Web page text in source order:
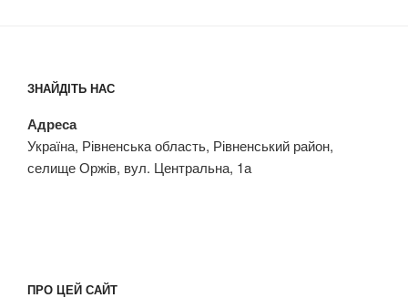
ЗНАЙДІТЬ НАС
Адреса
Україна, Рівненська область, Рівненський район,
селище Оржів, вул. Центральна, 1а
ПРО ЦЕЙ САЙТ